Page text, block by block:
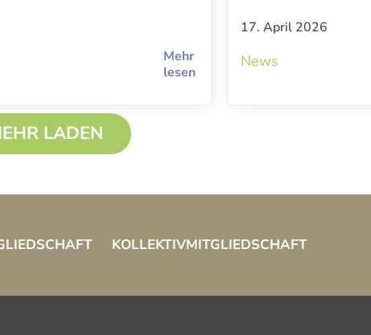
Mehr
lesen
17. April 2026
News
LADEN
KOLLEKTIVMITGLIEDSCHAFT